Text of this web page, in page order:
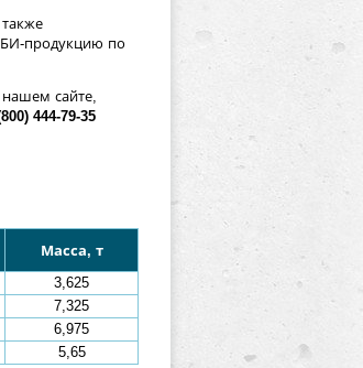
продукцию по
сайте,
444-79-35
Масса, т
3,625
7,325
6,975
5,65